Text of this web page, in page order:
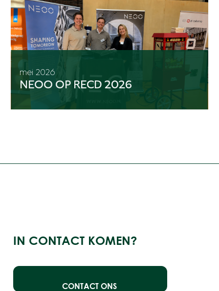
mei 2026
NEOO OP RECD 2026
IN CONTACT KOMEN?
CONTACT ONS